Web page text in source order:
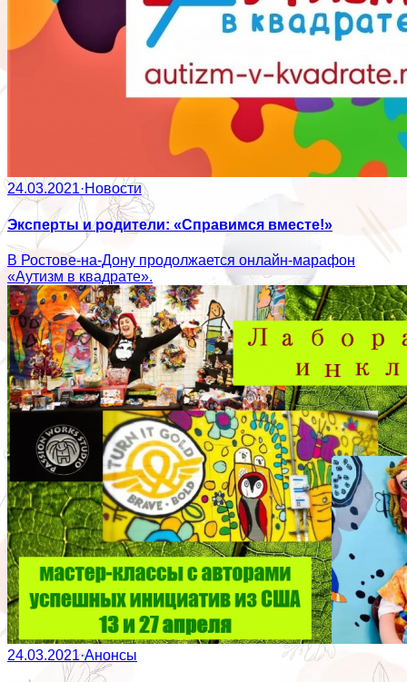
24.03.2021·Новости
Эксперты и родители: «Справимся вместе!»
В Ростове-на-Дону продолжается онлайн-марафон
«Аутизм в квадрате».
24.03.2021·Анонсы